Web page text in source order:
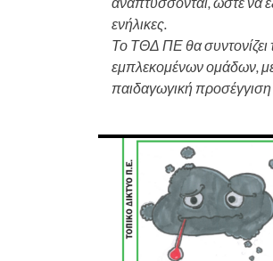
ενήλικες.
Το ΤΘΔ ΠΕ θα συντονίζει
εμπλεκομένων ομάδων, με
παιδαγωγική προσέγγιση